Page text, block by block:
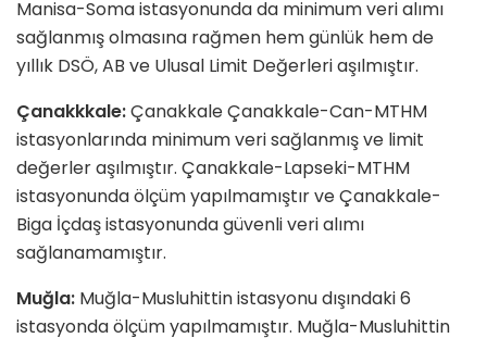
Manisa-Soma istasyonunda da minimum veri alımı
sağlanmış olmasına rağmen hem günlük hem de
yıllık DSÖ, AB ve Ulusal Limit Değerleri aşılmıştır.
Çanakkkale:Çanakkale Çanakkale-Can-MTHM
istasyonlarında minimum veri sağlanmış ve limit
değerler aşılmıştır. Çanakkale-Lapseki-MTHM
istasyonunda ölçüm yapılmamıştır ve Çanakkale-
Biga İçdaş istasyonunda güvenli veri alımı
sağlanamamıştır.
Muğla: Muğla-Musluhittin istasyonu dışındaki 6
istasyonda ölçüm yapılmamıştır. Muğla-Musluhittin